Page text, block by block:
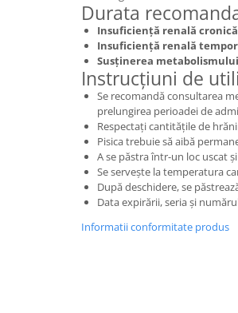
Durata
Insuficiență renală
Insuficiență renală
Susținerea
Instrucțiuni de
Se recomandă consultarea
prelungirea perioadei de
Respectați cantitățile de
Pisica trebuie să aibă
A se păstra într-un loc uscat
Se servește la temperatura
După deschidere, se
Data expirării, seria și
Informatii conformitate produs